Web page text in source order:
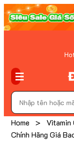
Home > Vitamin
Chính Hãng Giá